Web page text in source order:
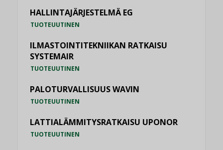
HALLINTAJÄRJESTELMÄ EG
TUOTEUUTINEN
ILMASTOINTITEKNIIKAN RATKAISU
SYSTEMAIR
TUOTEUUTINEN
PALOTURVALLISUUS WAVIN
TUOTEUUTINEN
LATTIALÄMMITYSRATKAISU UPONOR
TUOTEUUTINEN